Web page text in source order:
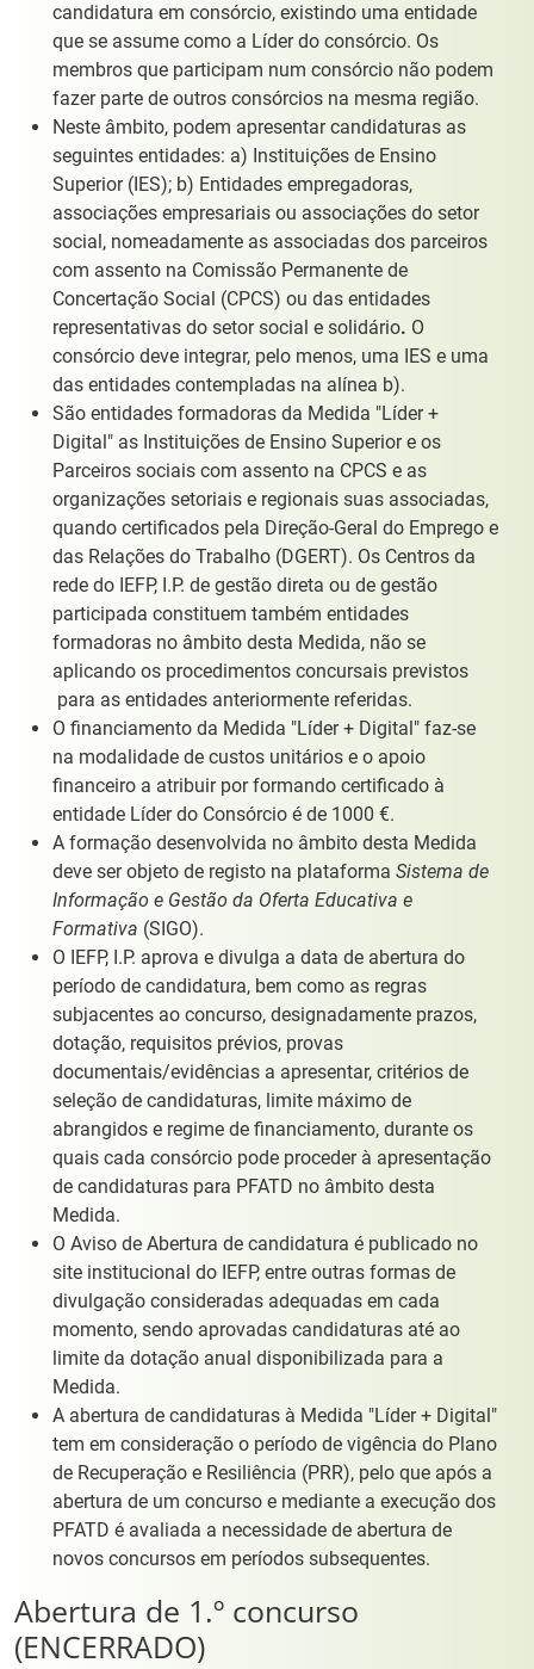
candidatura em consórcio, existindo uma entidade
que se assume como a Líder do consórcio. Os
membros que participam num consórcio não podem
fazer parte de outros consórcios na mesma região.
Neste âmbito, podem apresentar candidaturas as
seguintes entidades: a) Instituições de Ensino
Superior (IES); b) Entidades empregadoras,
associações empresariais ou associações do setor
social, nomeadamente as associadas dos parceiros
com assento na Comissão Permanente de
Concertação Social (CPCS) ou das entidades
representativas do setor social e solidário. O
consórcio deve integrar, pelo menos, uma IES e uma
das entidades contempladas na alínea b).
São entidades formadoras da Medida "Líder +
Digital" as Instituições de Ensino Superior e os
Parceiros sociais com assento na CPCS e as
organizações setoriais e regionais suas associadas,
quando certificados pela Direção-Geral do Emprego e
das Relações do Trabalho (DGERT). Os Centros da
rede do IEFP, I.P. de gestão direta ou de gestão
participada constituem também entidades
formadoras no âmbito desta Medida, não se
aplicando os procedimentos concursais previstos
para as entidades anteriormente referidas.
O financiamento da Medida "Líder + Digital" faz-se
na modalidade de custos unitários e o apoio
financeiro a atribuir por formando certificado à
entidade Líder do Consórcio é de 1000 €.
A formação desenvolvida no âmbito desta Medida
deve ser objeto de registo na plataforma Sistema de
Informação e Gestão da Oferta Educativa e
Formativa (SIGO).
O IEFP, I.P. aprova e divulga a data de abertura do
período de candidatura, bem como as regras
subjacentes ao concurso, designadamente prazos,
dotação, requisitos prévios, provas
documentais/evidências a apresentar, critérios de
seleção de candidaturas, limite máximo de
abrangidos e regime de financiamento, durante os
quais cada consórcio pode proceder à apresentação
de candidaturas para PFATD no âmbito desta
Medida.
O Aviso de Abertura de candidatura é publicado no
site institucional do IEFP, entre outras formas de
divulgação consideradas adequadas em cada
momento, sendo aprovadas candidaturas até ao
limite da dotação anual disponibilizada para a
Medida.
A abertura de candidaturas à Medida "Líder + Digital"
tem em consideração o período de vigência do Plano
de Recuperação e Resiliência (PRR), pelo que após a
abertura de um concurso e mediante a execução dos
PFATD é avaliada a necessidade de abertura de
novos concursos em períodos subsequentes.
Abertura de 1.º concurso
(ENCERRADO)